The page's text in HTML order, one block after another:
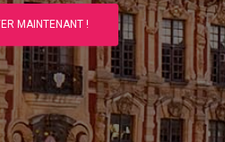
MAINTENANT !